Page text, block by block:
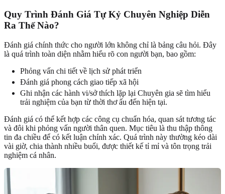
Quy Trình Đánh Giá Tự Kỷ Chuyên Nghiệp Diễn
Ra Thế Nào?
Đánh giá chính thức cho người lớn không chỉ là bảng câu hỏi. Đây
là quá trình toàn diện nhằm hiểu rõ con người bạn, bao gồm:
Phỏng vấn chi tiết về lịch sử phát triển
Đánh giá phong cách giao tiếp xã hội
Ghi nhận các hành vi/sở thích lặp lại Chuyên gia sẽ tìm hiểu
trải nghiệm của bạn từ thời thơ ấu đến hiện tại.
Đánh giá có thể kết hợp các công cụ chuẩn hóa, quan sát tương tác
và đôi khi phỏng vấn người thân quen. Mục tiêu là thu thập thông
tin đa chiều để có kết luận chính xác. Quá trình này thường kéo dài
vài giờ, chia thành nhiều buổi, được thiết kế tỉ mỉ và tôn trọng trải
nghiệm cá nhân.